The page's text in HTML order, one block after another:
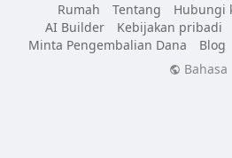
Rumah
Tentang Hubungi
AI Builder
Kebijakan pribadi
Minta Pengembalian Dana
Blog
Bahasa